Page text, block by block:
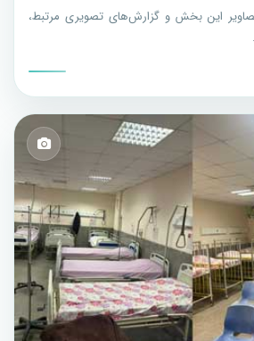
این بخش و گزارش‌های تصویری مرتبط،